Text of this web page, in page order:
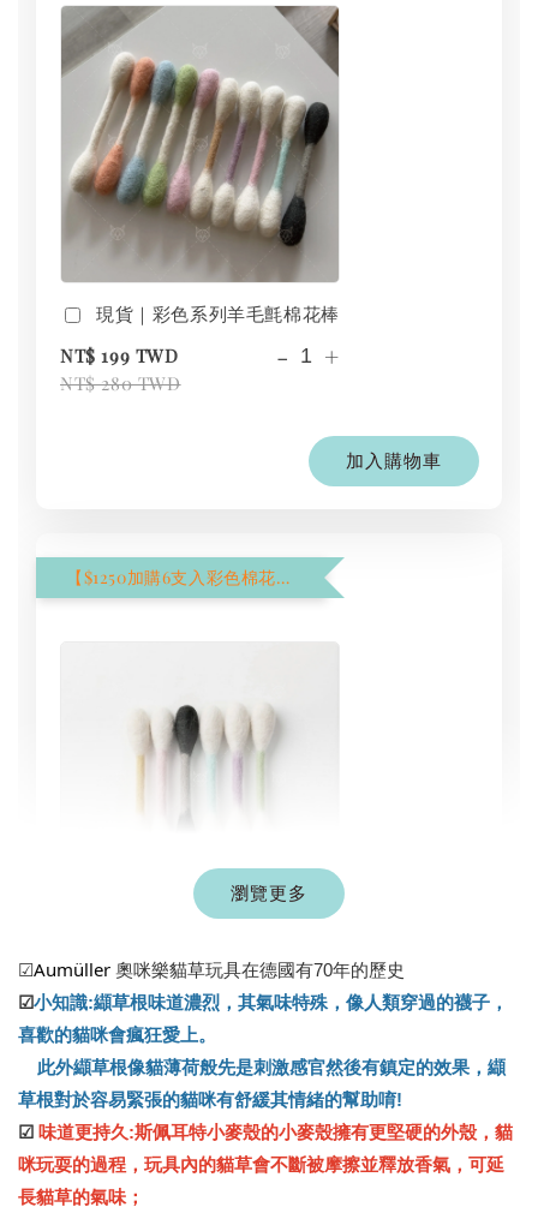
現貨｜彩色系列羊毛氈棉花棒
NT$ 199 TWD
NT$ 280 TWD
- +
加入購物車
【$1250加購6支入彩色棉花棒】
NT$ 1,250 TWD
NT$ 1,500 TWD
- +
加入購物車
瀏覽更多
☑Aumüller 奧咪樂貓草玩具在德國有70年的歷史
☑小知識:纈草根味道濃烈，其氣味特殊，像人類穿過的襪子，
喜歡的貓咪會瘋狂愛上。
此外纈草根像貓薄荷般先是刺激感官然後有鎮定的效果，纈
草根對於容易緊張的貓咪有舒緩其情緒的幫助唷!
☑ 味道更持久:斯佩耳特小麥殼的小麥殼擁有更堅硬的外殼，貓
咪玩耍的過程，玩具內的貓草會不斷被摩擦並釋放香氣，可延
長貓草的氣味；